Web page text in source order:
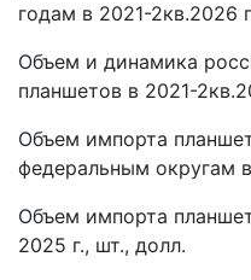
годам в 2021-2кв.2026
Объем и динамика
планшетов в 2021-
Объем импорта
федеральным округам
Объем импорта
2025 г., шт., долл.